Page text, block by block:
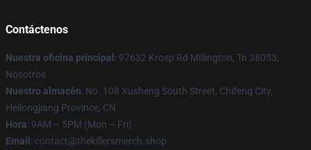
Contáctenos
Nuestra oficina principal : 97632 Krosp Rd Millington, Tn 38053,
Nosotros
Nuestro almacén: No. 108 Xusheng South Street, Chifeng City,
Heilongjiang Province, CN
Hora: 9AM – 5PM (Mon – Fri)
Email : contact@thekillersmerch.shop